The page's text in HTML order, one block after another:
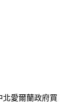
北愛爾蘭政府買